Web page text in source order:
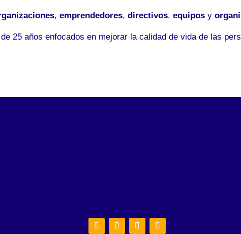
, emprendedores, directivos, equiposy
25 años enfocados en mejorar la calidad de vida de las